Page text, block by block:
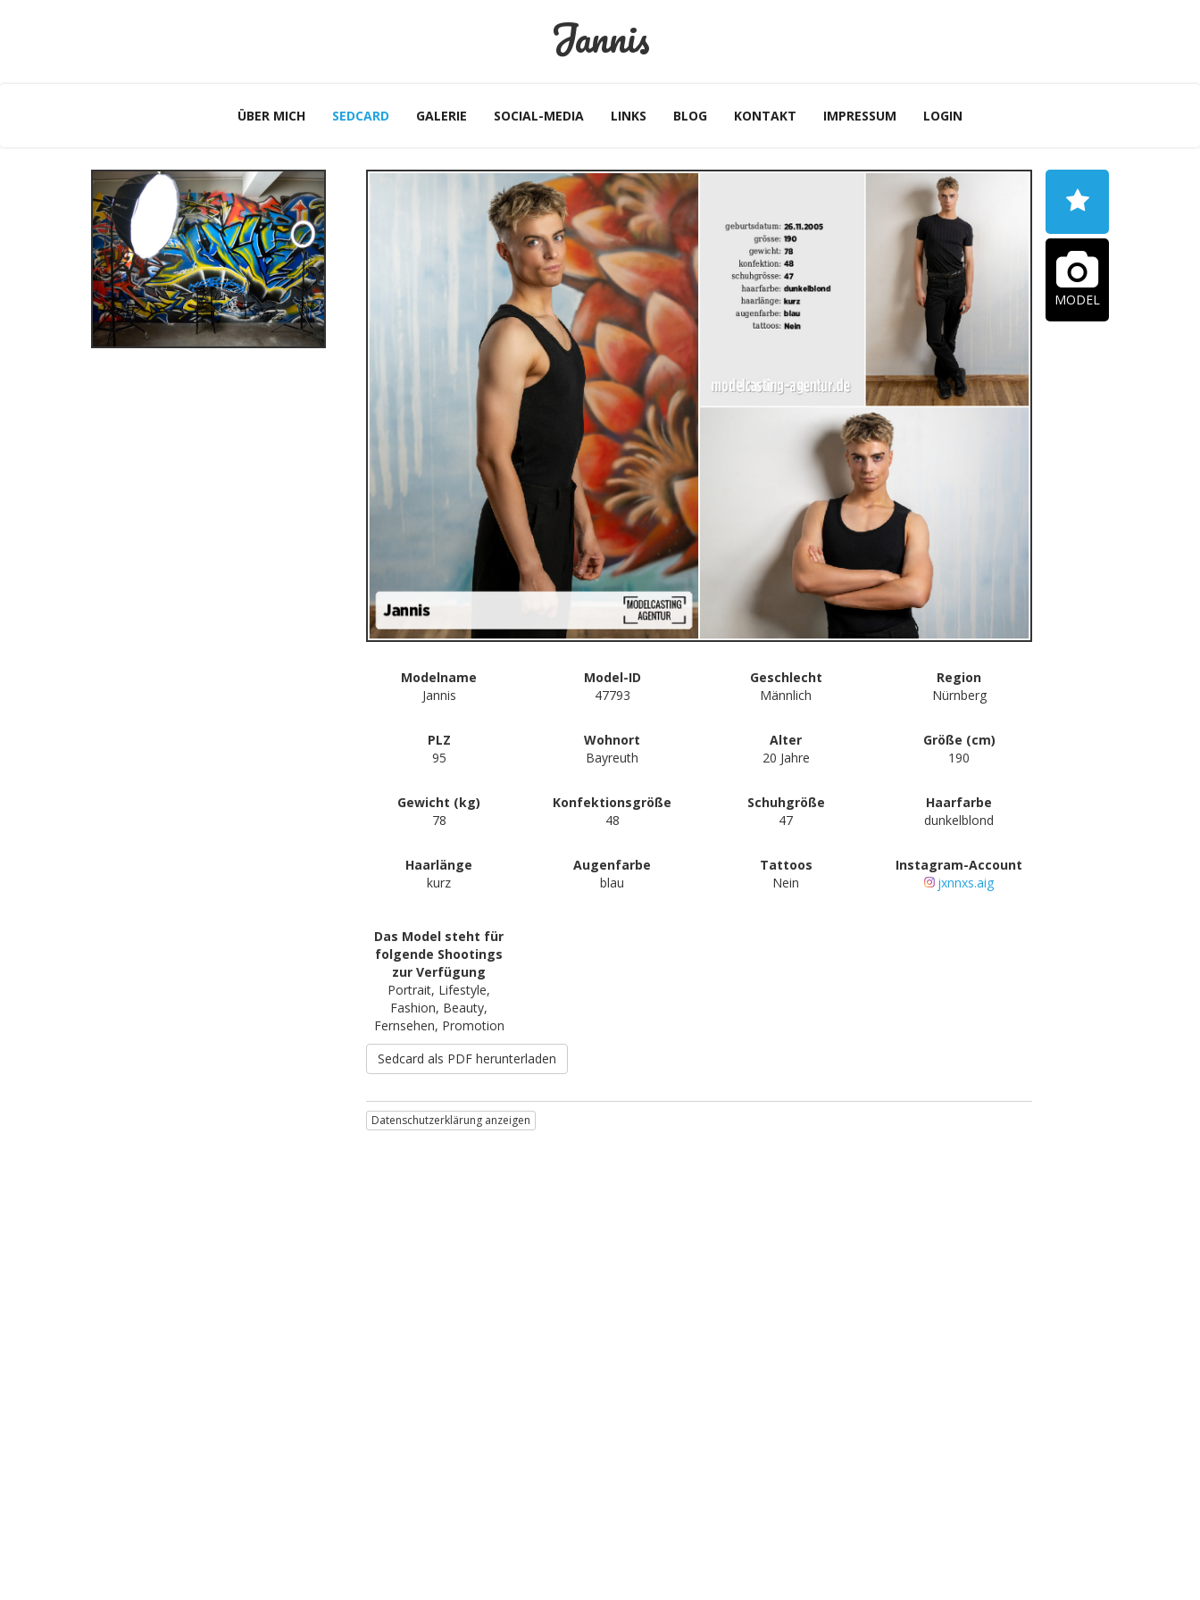
Jannis
ÜBER MICH SEDCARD GALERIE SOCIAL-MEDIA LINKS BLOG KONTAKT IMPRESSUM LOGIN
Modelname
Jannis
Model-ID
47793
Geschlecht
Männlich
Region
Nürnberg
PLZ
95
Wohnort
Bayreuth
Alter
20 Jahre
Größe (cm)
190
Gewicht (kg)
78
Konfektionsgröße
48
Schuhgröße
47
Haarfarbe
dunkelblond
Haarlänge
kurz
Augenfarbe
blau
Tattoos
Nein
Instagram-Account
jxnnxs.aig
Das Model steht für
folgende Shootings
zur Verfügung
Portrait, Lifestyle,
Fashion, Beauty,
Fernsehen, Promotion
Sedcard als PDF herunterladen
Datenschutzerklärung anzeigen
MODEL